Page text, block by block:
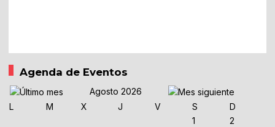
Agenda de Eventos
Agosto 2026
L
M X J V S
D
1
2